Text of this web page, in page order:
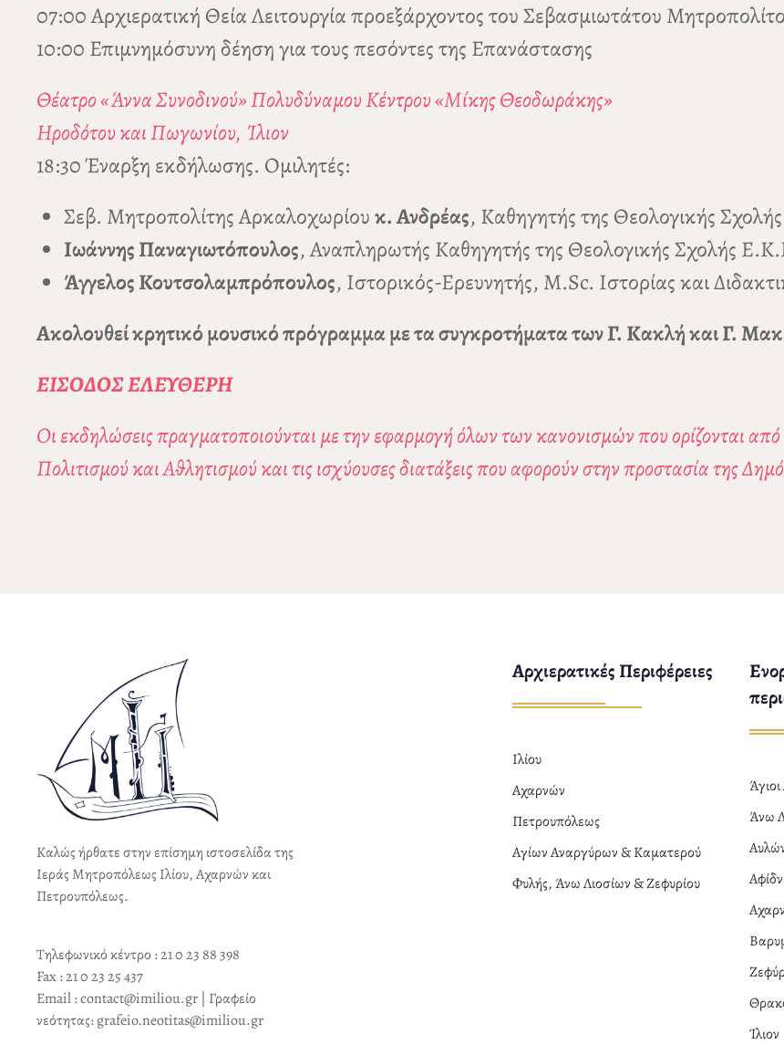
07:00 Αρχιερατική Θεία Λειτουργία προεξάρχοντος του Σεβασμιωτάτου
10:00 Επιμνημόσυνη δέηση για τους πεσόντες της Επανάστασης
Θέατρο «Άννα Συνοδινού» Πολυδύναμου Κέντρου «Μίκης Θεοδωράκης»
Ηροδότου και Πωγωνίου, Ίλιον
18:30 Έναρξη εκδήλωσης. Ομιλητές:
Σεβ. Μητροπολίτης Αρκαλοχωρίουκ. Ανδρέας, Καθηγητής της Θεολογικής
Ιωάννης Παναγιωτόπουλος, Αναπληρωτής Καθηγητής της Θεολογικής Σχολής
Άγγελος Κουτσολαμπρόπουλος, Ιστορικός-Ερευνητής, M.Sc. Ιστορίας και
Ακολουθεί κρητικό μουσικό πρόγραμμα με τα συγκροτήματα των Γ. Κακλή και Γ.
ΕΙΣΟΔΟΣ ΕΛΕΥΘΕΡΗ
Οι εκδηλώσεις πραγματοποιούνται με την εφαρμογή όλων των κανονισμών που ορίζονται
Πολιτισμού και Αθλητισμού και τις ισχύουσες διατάξεις που αφορούν στην προστασία της
Καλώς ήρθατε στην επίσημη ιστοσελίδα της
Ιεράς Μητροπόλεως Ιλίου, Αχαρνών και
Πετρουπόλεως.
Τηλεφωνικό κέντρο : 21 0 23 88 398
Fax : 21 0 23 25 437
Email : contact@imiliou.gr | Γραφείο
νεότητας: grafeio.neotitas@imiliou.gr
Αρχιερατικές Περιφέρειες
Ιλίου
Αχαρνών
Πετρουπόλεως
Αγίων Αναργύρων & Καματερού
Φυλής, Άνω Λιοσίων & Ζεφυρίου
Άνω
Ίλιον